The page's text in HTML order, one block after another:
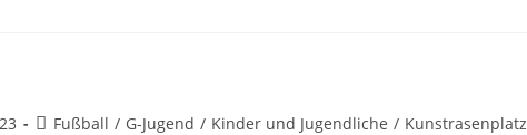
Fußball / G-Jugend / Kinder und Jugendliche / Kunstrasenplatz